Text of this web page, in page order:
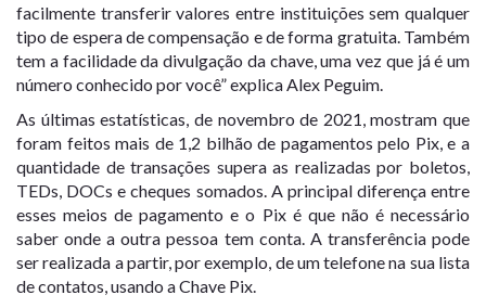
facilmente transferir valores entre instituições sem qualquer
tipo de espera de compensação e de forma gratuita. Também
tem a facilidade da divulgação da chave, uma vez que já é um
número conhecido por você” explica Alex Peguim.
As últimas estatísticas, de novembro de 2021, mostram que
foram feitos mais de 1,2 bilhão de pagamentos pelo Pix, e a
quantidade de transações supera as realizadas por boletos,
TEDs, DOCs e cheques somados. A principal diferença entre
esses meios de pagamento e o Pix é que não é necessário
saber onde a outra pessoa tem conta. A transferência pode
ser realizada a partir, por exemplo, de um telefone na sua lista
de contatos, usando a Chave Pix.